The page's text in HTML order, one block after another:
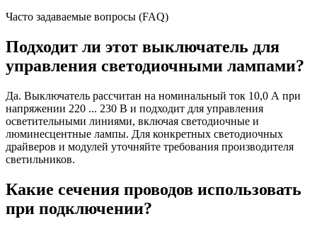
Часто задаваемые вопросы (FAQ)
Подходит ли этот выключатель для
управления светодиочными лампами?
Да. Выключатель рассчитан на номинальный ток 10,0 А при
напряжении 220 ... 230 В и подходит для управления
осветительными линиями, включая светодиочные и
люминесцентные лампы. Для конкретных светодиочных
драйверов и модулей уточняйте требования производителя
светильников.
Какие сечения проводов использовать
при подключении?